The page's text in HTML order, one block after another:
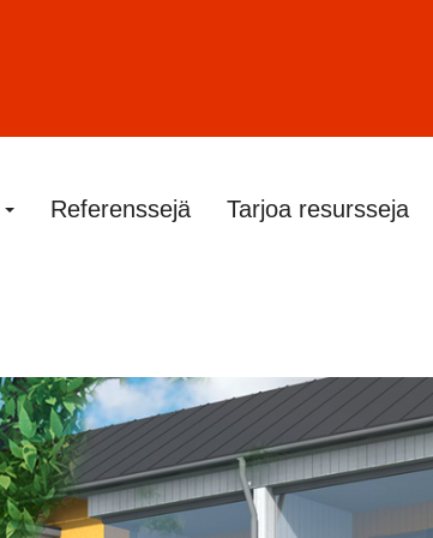
Referenssejä Tarjoa resursseja